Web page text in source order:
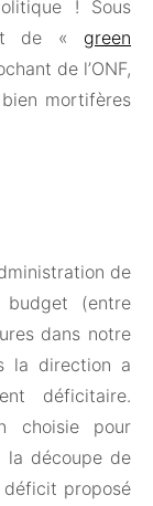
! Sous
de « green
de l’ONF,
mortifères
de
(entre
dans notre
la direction a
déficitaire.
choisie pour
découpe de
déficit proposé